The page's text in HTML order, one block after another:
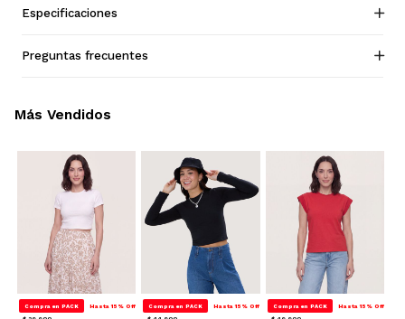
Especificaciones
Preguntas frecuentes
Compra en PACK Hasta 15% Off Compra en PACK Hasta 15% Off Compra en PACK Hasta 15% Off
Más Vendidos